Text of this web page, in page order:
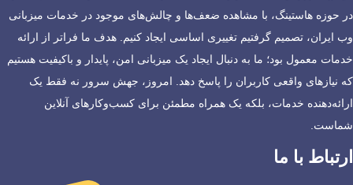
در حوزه هاستینگ، با مشاهده ضعف‌ها و چالش‌های موجود در خدمات میزبانی
وب ایران، تصمیم گرفتیم تغییری اساسی ایجاد کنیم. هدف ما فراتر از ارائه
خدمات معمول بود؛ ما به دنبال ایجاد یک میزبانی امن، پایدار و باکیفیت هستیم
که نیازهای واقعی کاربران را پاسخ دهد. امروز، جهش سرور نه فقط یک
ارائه‌دهنده خدمات، بلکه یک همراه مطمئن برای کسب‌وکارهای آنلاین
شماست.
ارتباط با ما